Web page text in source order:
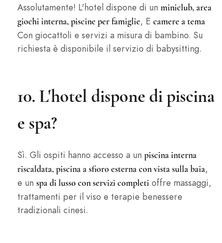
Assolutamente! L'hotel dispone di un miniclub, area
giochi interna, piscine per famiglie, E camere a tema
Con giocattoli e servizi a misura di bambino. Su
richiesta è disponibile il servizio di babysitting.
10. L'hotel dispone di piscina
e spa?
Sì. Gli ospiti hanno accesso a un piscina interna
riscaldata, piscina a sfioro esterna con vista sulla baia,
e un spa di lusso con servizi completi offre massaggi,
trattamenti per il viso e terapie benessere
tradizionali cinesi.